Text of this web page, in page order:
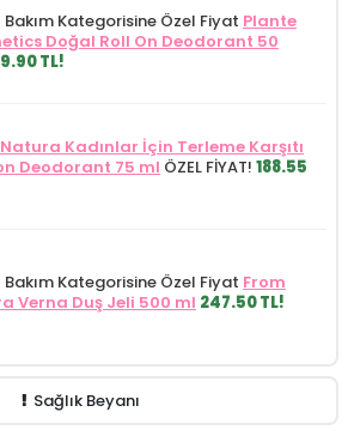
Bakım Kategorisine Özel Fiyat Plante
Doğal Roll On Deodorant 50
TL!
Kadınlar İçin Terleme Karşıtı
Deodorant 75 ml ÖZEL FİYAT! 188.55
Bakım Kategorisine Özel Fiyat From
Verna Duş Jeli 500 ml 247.50 TL!
Sağlık Beyanı